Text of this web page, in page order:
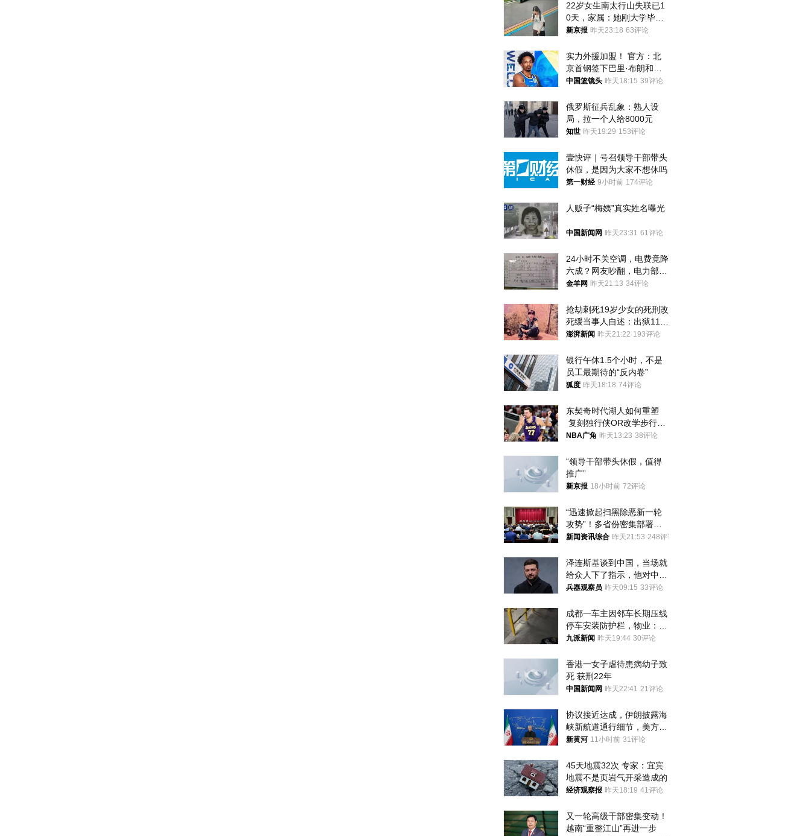
22岁女生南太行山失联已1
0天，家属：她刚大学毕业
想到山里旅行
新京报 昨天23:18 63评论
实力外援加盟！ 官方：北
京首钢签下巴里·布朗和桑
普森
中国篮镜头 昨天18:15 39评论
俄罗斯征兵乱象：熟人设
局，拉一个人给8000元
知世 昨天19:29 153评论
壹快评｜号召领导干部带头
休假，是因为大家不想休吗
第一财经 9小时前 174评论
人贩子“梅姨”真实姓名曝光
中国新闻网 昨天23:31 61评论
24小时不关空调，电费竟降
六成？网友吵翻，电力部门
回应→
金羊网 昨天21:13 34评论
抢劫刺死19岁少女的死刑改
死缓当事人自述：出狱11年
间始终刻意躲避被害人家属
澎湃新闻 昨天21:22 193评论
银行午休1.5个小时，不是
员工最期待的“反内卷”
狐度 昨天18:18 74评论
东契奇时代湖人如何重塑
复刻独行侠OR改学步行
者？
NBA广角 昨天13:23 38评论
“领导干部带头休假，值得
推广”
新京报 18小时前 72评论
“迅速掀起扫黑除恶新一轮
攻势”！多省份密集部署，
公布举报方式
新闻资讯综合 昨天21:53 248评论
泽连斯基谈到中国，当场就
给众人下了指示，他对中国
和中乌关系，显然又有了新
兵器观察员 昨天09:15 33评论
成都一车主因邻车长期压线
停车安装防护栏，物业：不
建议装护栏，也会影响自身
九派新闻 昨天19:44 30评论
香港一女子虐待患病幼子致
死 获刑22年
中国新闻网 昨天22:41 21评论
协议接近达成，伊朗披露海
峡新航道通行细节，美方再
提“倒计时”
新黄河 11小时前 31评论
45天地震32次 专家：宜宾
地震不是页岩气开采造成的
经济观察报 昨天18:19 41评论
又一轮高级干部密集变动！
越南“重整江山”再进一步